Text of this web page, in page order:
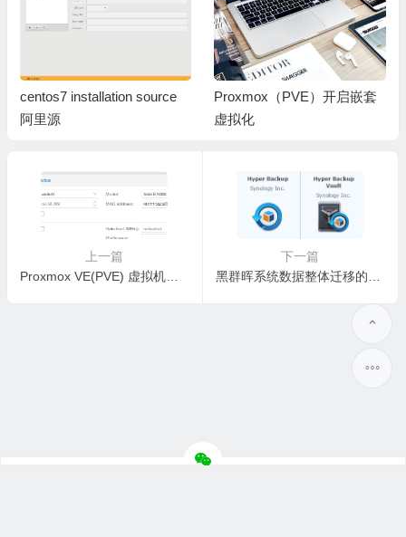
source
Proxmox（PVE）开启嵌套
Proxmox终端报
上一篇
Proxmox VE(PVE) 虚拟机黑群晖启用vmxnet3网卡支持，3615、3617、918+、1019+ 6.2.2非Intel网卡引导 jun 1.04b extra.lzma 0.5
下一篇